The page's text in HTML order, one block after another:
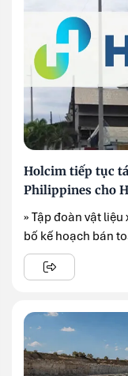
Holcim tiếp tục
Philippines cho
» Tập đoàn vật
bố kế hoạch bán